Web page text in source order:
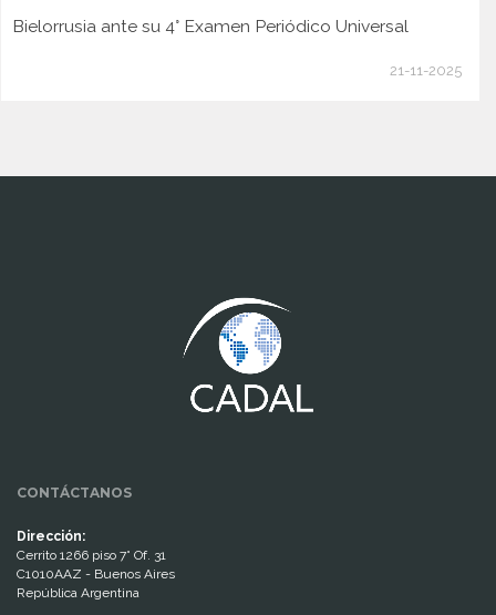
Bielorrusia ante su 4° Examen Periódico Universal
21-11-2025
CONTÁCTANOS
Dirección:
Cerrito 1266 piso 7° Of. 31
C1010AAZ - Buenos Aires
República Argentina